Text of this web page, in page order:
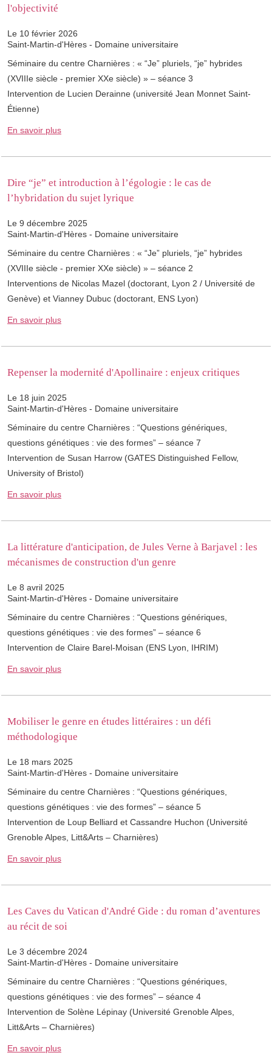
l'objectivité
Le 10 février 2026
Saint-Martin-d'Hères - Domaine universitaire
Séminaire du centre Charnières : « “Je” pluriels, “je” hybrides
(XVIIIe siècle - premier XXe siècle) » – séance 3
Intervention de Lucien Derainne (université Jean Monnet Saint-
Étienne)
En savoir plus
Dire “je” et introduction à l’égologie : le cas de
l’hybridation du sujet lyrique
Le 9 décembre 2025
Saint-Martin-d'Hères - Domaine universitaire
Séminaire du centre Charnières : « “Je” pluriels, “je” hybrides
(XVIIIe siècle - premier XXe siècle) » – séance 2
Interventions de Nicolas Mazel (doctorant, Lyon 2 / Université de
Genève) et Vianney Dubuc (doctorant, ENS Lyon)
En savoir plus
Repenser la modernité d'Apollinaire : enjeux critiques
Le 18 juin 2025
Saint-Martin-d'Hères - Domaine universitaire
Séminaire du centre Charnières : “Questions génériques,
questions génétiques : vie des formes” – séance 7
Intervention de Susan Harrow (GATES Distinguished Fellow,
University of Bristol)
En savoir plus
La littérature d'anticipation, de Jules Verne à Barjavel : les
mécanismes de construction d'un genre
Le 8 avril 2025
Saint-Martin-d'Hères - Domaine universitaire
Séminaire du centre Charnières : “Questions génériques,
questions génétiques : vie des formes” – séance 6
Intervention de Claire Barel-Moisan (ENS Lyon, IHRIM)
En savoir plus
Mobiliser le genre en études littéraires : un défi
méthodologique
Le 18 mars 2025
Saint-Martin-d'Hères - Domaine universitaire
Séminaire du centre Charnières : “Questions génériques,
questions génétiques : vie des formes” – séance 5
Intervention de Loup Belliard et Cassandre Huchon (Université
Grenoble Alpes, Litt&Arts – Charnières)
En savoir plus
Les Caves du Vatican d'André Gide : du roman d’aventures
au récit de soi
Le 3 décembre 2024
Saint-Martin-d'Hères - Domaine universitaire
Séminaire du centre Charnières : “Questions génériques,
questions génétiques : vie des formes” – séance 4
Intervention de Solène Lépinay (Université Grenoble Alpes,
Litt&Arts – Charnières)
En savoir plus